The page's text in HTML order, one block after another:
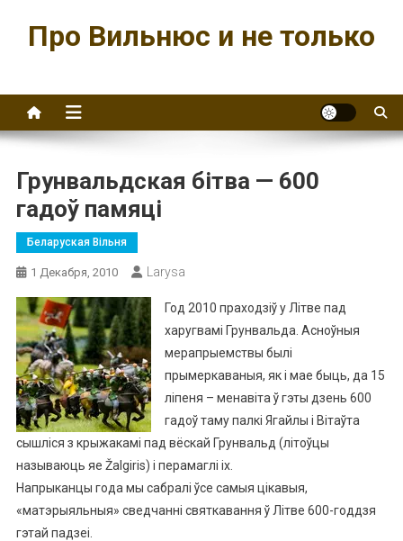
содержимому
Про Вильнюс и не только
Грунвальдская бітва — 600
гадоў памяці
Беларуская Вільня
1 Декабря, 2010 Larysa
Год 2010 праходзіў у Літве пад
харугвамі Грунвальда. Асноўныя
мерапрыемствы былі
прымеркаваныя, як і мае быць, да 15
ліпеня – менавіта ў гэты дзень 600
гадоў таму палкі Ягайлы і Вітаўта
сышліся з крыжакамі пад вёскай Грунвальд (літоўцы
называюць яе Žalgiris) і перамаглі іх.
Напрыканцы года мы сабралі ўсе самыя цікавыя,
«матэрыяльныя» сведчанні святкавання ў Літве 600-годдзя
гэтай падзеі.